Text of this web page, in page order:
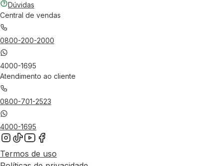
Dúvidas
Central de vendas
0800-200-2000
4000-1695
Atendimento ao cliente
0800-701-2523
4000-1695
Termos de uso